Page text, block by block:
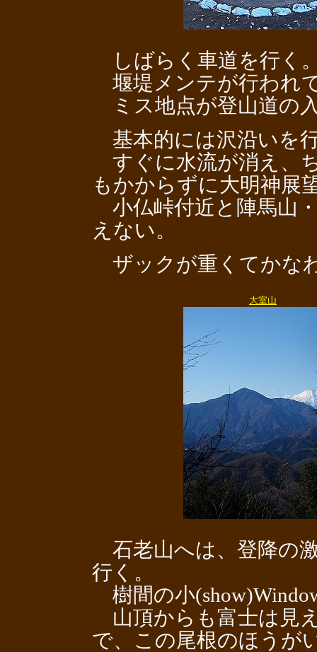
しばらく車道を行く
堰堤メンテが行われ
ミス地点が登山道の
基本的には沢沿いを
すぐに水流が消え、
もかからずに大明神展
小仏峠付近と陣馬山
えない。
ザックが重くてかな
大室山
石老山へは、登降の
行く。
樹間の小
山頂からも富士は見
で、この尾根のほうが